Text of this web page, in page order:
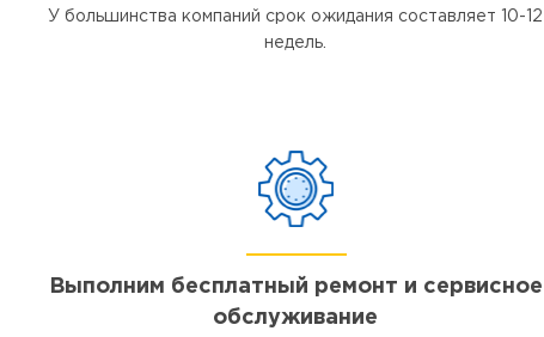
У большинства компаний срок ожидания составляет 10-12
недель.
Выполним бесплатный ремонт и сервисное
обслуживание